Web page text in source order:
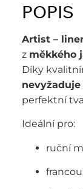
POPIS
Artist –
z měkkého
Díky
perfektní
Ideální pro:
ruční